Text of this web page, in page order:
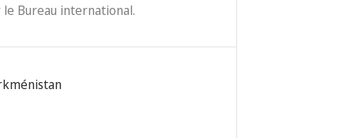
le Bureau international.